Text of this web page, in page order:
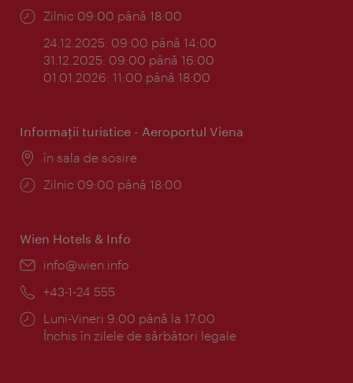
Program:
Zilnic 09:00 până 18:00
24.12.2025: 09:00 până 14:00
31.12.2025: 09:00 până 16:00
01.01.2026: 11:00 până 18:00
Informaţii turistice - Aeroportul Viena
Locul:
în sala de sosire
Program:
Zilnic 09:00 până 18:00
Wien Hotels & Info
E-
info@wien.info
Telefon:
+43-1-24 555
Program:
Luni-Vineri 9:00 până la 17:00
Închis în zilele de sărbători legale